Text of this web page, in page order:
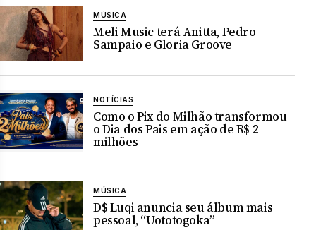
MÚSICA
Meli Music terá Anitta, Pedro
Sampaio e Gloria Groove
NOTÍCIAS
Como o Pix do Milhão transformou
o Dia dos Pais em ação de R$ 2
milhões
MÚSICA
D$ Luqi anuncia seu álbum mais
pessoal, “Uototogoka”